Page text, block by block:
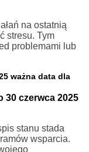
na ostatnią
stresu. Tym
problemami lub
ważna data dla
30 czerwca 2025
stanu stada
wsparcia.